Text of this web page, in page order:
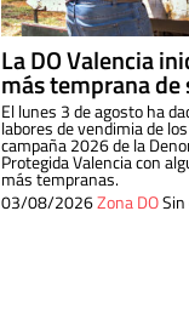
La DO Valencia
más temprana
El lunes 3 de agosto ha
labores de vendimia de
campaña 2026 de la
Protegida Valencia con
más tempranas.
03/08/2026Zona DO